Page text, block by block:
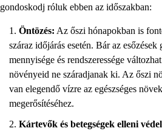
gondoskodj róluk ebben az időszakban:
Öntözés: Az őszi hónapokban is
száraz időjárás esetén. Bár az
mennyisége és rendszeressége
növényeid ne száradjanak ki. Az őszi
van elegendő vízre az egészséges
megerősítéséhez.
Kártevők és betegségek elleni